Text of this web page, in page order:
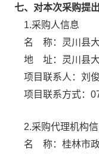
七、对本次采购提
1.采购人信息
名 称：
灵川县
地 址：
灵川县
项目联系人： 刘
项目联系方式：
2.采购代理机构
名 称： 桂林市